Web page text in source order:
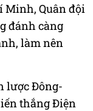
Minh, Quân đội
đánh càng
làm nên
lược Đông-
thắng Điện